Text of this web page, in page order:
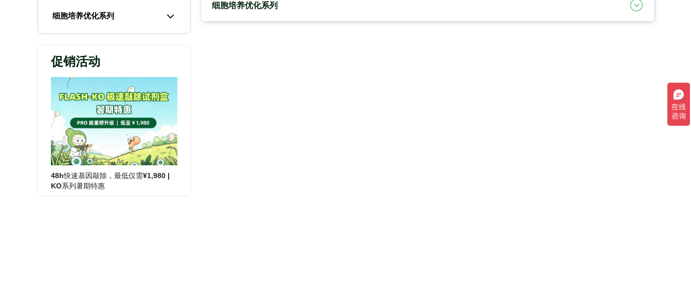
细胞培养优化系列
促销活动
48h快速基因敲除，最低仅需¥1,980 |
KO系列暑期特惠
细胞培养优化系列